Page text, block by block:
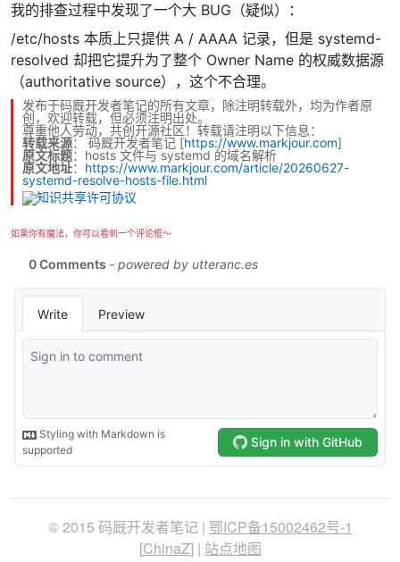
我的排查过程中发现了一个大 BUG（疑似）：
/etc/hosts 本质上只提供 A / AAAA 记录，但是 systemd-
resolved 却把它提升为了整个 Owner Name 的权威数据源
（authoritative source），这个不合理。
发布于码厩开发者笔记的所有文章，除注明转载外，均为作者原
创，欢迎转载，但必须注明出处。
尊重他人劳动，共创开源社区！转载请注明以下信息：
转载来源： 码厩开发者笔记 [https://www.markjour.com]
原文标题：hosts 文件与 systemd 的域名解析
原文地址： https://www.markjour.com/article/20260627-
systemd-resolve-hosts-file.html
如果你有魔法，你可以看到一个评论框～
© 2015 码厩开发者笔记 | 鄂ICP备15002462号-1
[ChinaZ] | 站点地图